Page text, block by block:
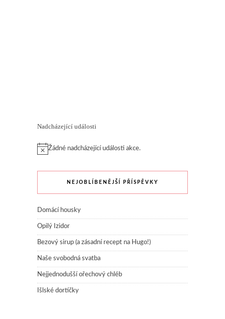
Nadcházející události
Žádné nadcházející události akce.
NEJOBLÍBENĚJŠÍ PŘÍSPĚVKY
Domácí housky
Opilý Izidor
Bezový sirup (a zásadní recept na Hugo!)
Naše svobodná svatba
Nejjednodušší ořechový chléb
Išlské dortíčky